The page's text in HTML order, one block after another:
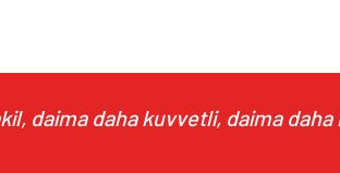
daima daha kuvvetli, daima